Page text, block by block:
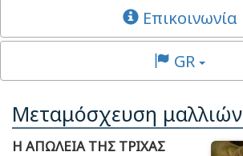
Επικοινωνία
GR
Μεταμόσχευση μαλλιών
Η ΑΠΩΛΕΙΑ ΤΗΣ ΤΡΙΧΑΣ